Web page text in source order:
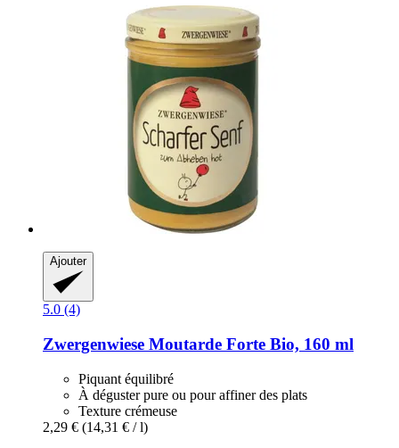
Ajouter
5.0 (4)
Zwergenwiese Moutarde Forte Bio, 160 ml
Piquant équilibré
À déguster pure ou pour affiner des plats
Texture crémeuse
2,29 € (14,31 € / l)